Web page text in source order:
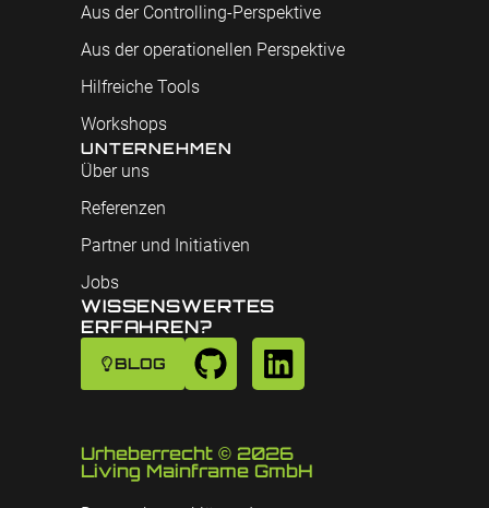
Aus der Controlling-Perspektive
Aus der operationellen Perspektive
Hilfreiche Tools
Workshops
UNTERNEHMEN
Über uns
Referenzen
Partner und Initiativen
Jobs
WISSENSWERTES
ERFAHREN?
BLOG
Urheberrecht © 2026
Living Mainframe GmbH